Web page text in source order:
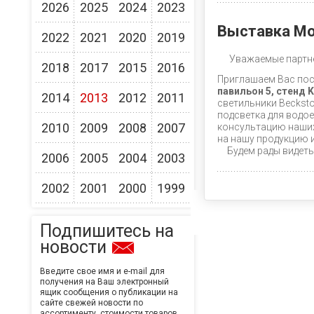
2026
2025 2024 2023
2022 2021 2020 2019
2018 2017 2015 2016
2014 2013 2012 2011
2010 2009 2008 2007
2006 2005 2004 2003
2002 2001 2000 1999
Подпишитесь на
новости
Введите свое имя и e-mail для
получения на Ваш электронный
ящик сообщения о публикации на
сайте свежей новости по
Выставка
Уважаемые
Приглашаем Вас
павильон 5, стенд
светильники
подсветка для
консультацию
на нашу продукцию
Будем рады